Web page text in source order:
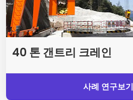
40 톤 갠트리 크레인
사례 연구보기